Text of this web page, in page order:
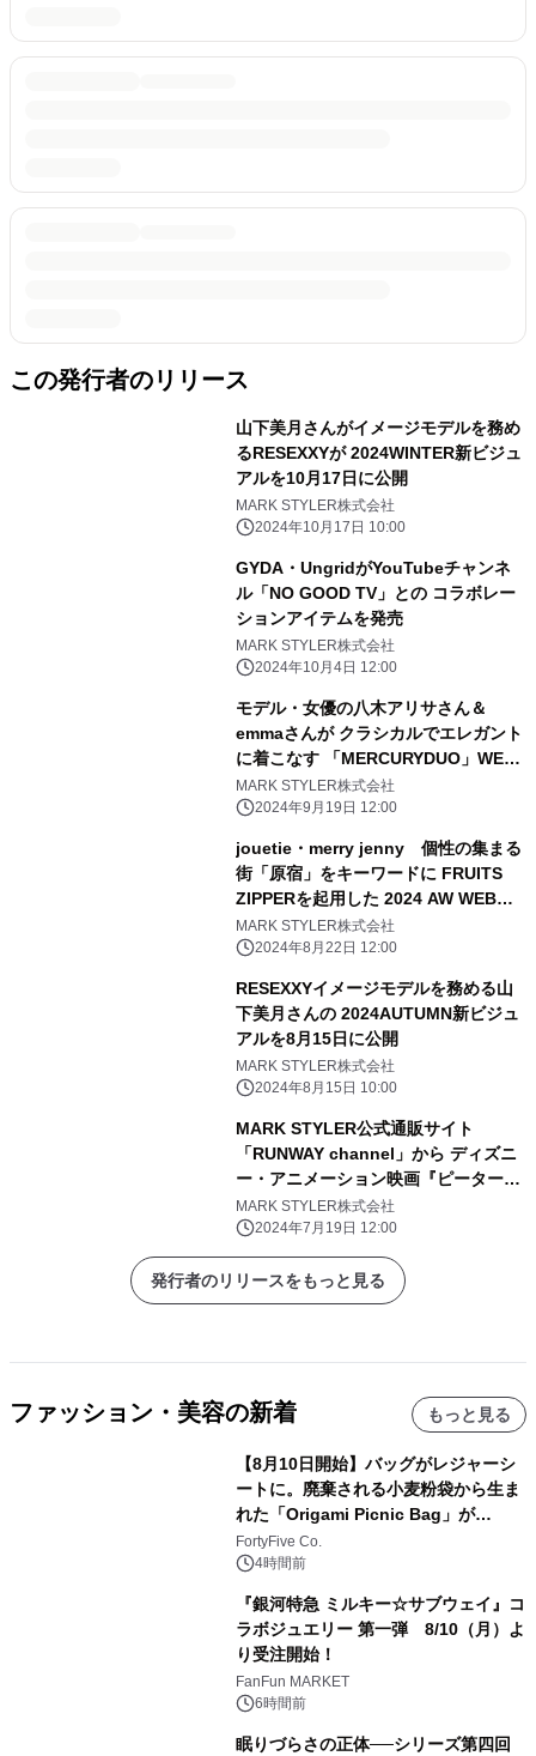
この発行者のリリース
山下美月さんがイメージモデルを務め
るRESEXXYが 2024WINTER新ビジュ
アルを10月17日に公開
MARK STYLER株式会社
2024年10月17日 10:00
GYDA・UngridがYouTubeチャンネ
ル「NO GOOD TV」との コラボレー
ションアイテムを発売
MARK STYLER株式会社
2024年10月4日 12:00
モデル・女優の八木アリサさん＆
emmaさんが クラシカルでエレガント
に着こなす 「MERCURYDUO」WEB
マガジン『#mm』第1弾を9月19日に
公開
MARK STYLER株式会社
2024年9月19日 12:00
jouetie・merry jenny 個性の集まる
街「原宿」をキーワードに FRUITS
ZIPPERを起用した 2024 AW WEBマ
ガジン 第一弾を8月22日に公開
MARK STYLER株式会社
2024年8月22日 12:00
RESEXXYイメージモデルを務める山
下美月さんの 2024AUTUMN新ビジュ
アルを8月15日に公開
MARK STYLER株式会社
2024年8月15日 10:00
MARK STYLER公式通販サイト
「RUNWAY channel」から ディズニ
ー・アニメーション映画『ピーター・
パン』 『塔の上のラプンツェル』『ア
ナと雪の女王』の 3作品をテーマにし
たディズニーコレクション初登場
MARK STYLER株式会社
2024年7月19日 12:00
発行者のリリースをもっと見る
ファッション・美容の新着 もっと見る
【8月10日開始】バッグがレジャーシ
ートに。廃棄される小麦粉袋から生ま
れた「Origami Picnic Bag」が
Makuakeに登場
FortyFive Co.
4時間前
『銀河特急 ミルキー☆サブウェイ』コ
ラボジュエリー 第一弾 8/10（月）よ
り受注開始！
FanFun MARKET
6時間前
眠りづらさの正体──シリーズ第四回